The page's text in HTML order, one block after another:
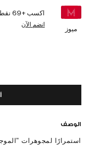
ميوز
اكسب +69
انضم الآن
الوصف
استمرارًا لمجوهرات